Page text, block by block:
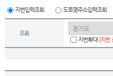
지번입력조회 도로명주소입력조회
조회
지번확대 [지번